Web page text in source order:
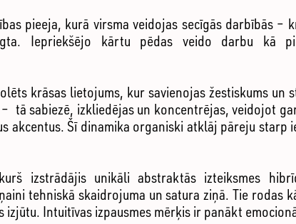
pieeja, kurā virsma veidojas secīgās darbībās –
Iepriekšējo kārtu pēdas veido darbu kā
krāsas lietojums, kur savienojas žestiskums un
tā sabiezē, izkliedējas un koncentrējas, veidojot
akcentus. Šī dinamika organiski atklāj pāreju starp
izstrādājis unikāli abstraktās izteiksmes
tehniskā skaidrojuma un satura ziņā. Tie rodas
Intuitīvas izpausmes mērķis ir panākt